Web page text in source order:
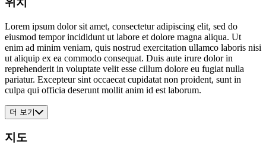
Lorem ipsum dolor sit amet, consectetur adipiscing elit, sed do
eiusmod tempor incididunt ut labore et dolore magna aliqua. Ut
enim ad minim veniam, quis nostrud exercitation ullamco laboris nisi
ut aliquip ex ea commodo consequat. Duis aute irure dolor in
reprehenderit in voluptate velit esse cillum dolore eu fugiat nulla
pariatur. Excepteur sint occaecat cupidatat non proident, sunt in
culpa qui officia deserunt mollit anim id est laborum.
더 보기
지도